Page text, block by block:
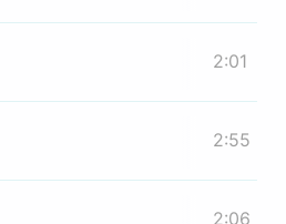
2:01
2:55
2:06